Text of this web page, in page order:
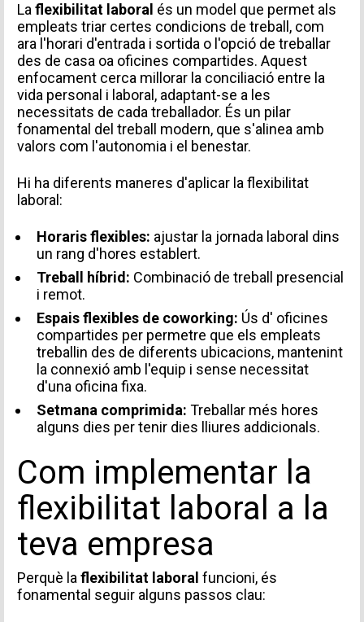
Laflexibilitat laboral és un model que permet als
empleats triar certes condicions de treball, com
ara l'horari d'entrada i sortida o l'opció de treballar
des de casa oa oficines compartides. Aquest
enfocament cerca millorar la conciliació entre la
vida personal i laboral, adaptant-se a les
necessitats de cada treballador. És un pilar
fonamental del treball modern, que s'alinea amb
valors com l'autonomia i el benestar.
Hi ha diferents maneres d'aplicar la flexibilitat
laboral:
Horaris flexibles: ajustar la jornada laboral dins
un rang d'hores establert.
Treball híbrid: Combinació de treball presencial
i remot.
Espais flexibles de coworking: Ús d' oficines
compartides per permetre que els empleats
treballin des de diferents ubicacions, mantenint
la connexió amb l'equip i sense necessitat
d'una oficina fixa.
Setmana comprimida: Treballar més hores
alguns dies per tenir dies lliures addicionals.
Com implementar la
flexibilitat laboral a la
teva empresa
Perquè laflexibilitat laboral funcioni, és
fonamental seguir alguns passos clau: